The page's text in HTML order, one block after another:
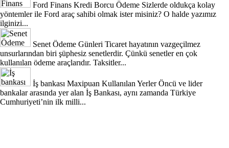
Ford Finans Kredi Borcu Ödeme Sizlerde oldukça kolay
yöntemler ile Ford araç sahibi olmak ister misiniz? O halde yazımız
ilginizi...
Senet Ödeme Günleri Ticaret hayatının vazgeçilmez
unsurlarından biri şüphesiz senetlerdir. Çünkü senetler en çok
kullanılan ödeme araçlarıdır. Taksitler...
İş bankası Maxipuan Kullanılan Yerler Öncü ve lider
bankalar arasında yer alan İş Bankası, aynı zamanda Türkiye
Cumhuriyeti’nin ilk milli...